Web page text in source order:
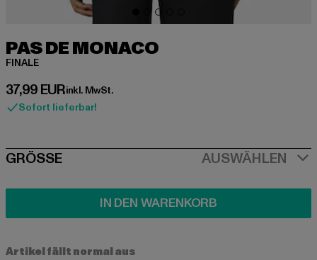
PAS DE MONACO
FINALE
37,99 EUR
Derzeitiger Preis: 37,99 EUR
inkl. MwSt.
Sofort lieferbar!
SIZE
GRÖSSE AUSWÄHLEN
IN DEN WARENKORB
Artikel fällt normal aus